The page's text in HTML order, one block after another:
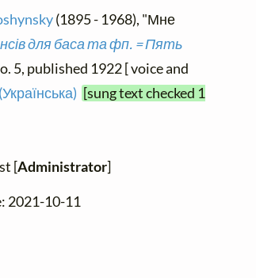
(1895 - 1968), "Мне
для баса та фп. = Пять
5, published 1922 [ voice and
[sung text checked 1
[Administrator]
2021-10-11